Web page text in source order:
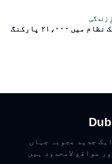
زندگی
دبئی میں سالک نظام میں ۲۱،۰۰۰ پارکنگ
جدید عجوبہ جہاں
مواقع لامحدود ہیں